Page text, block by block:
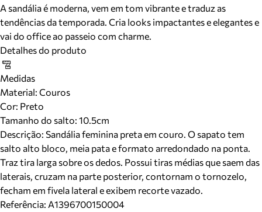
A sandália é moderna, vem em tom vibrante e traduz as
tendências da temporada. Cria looks impactantes e elegantes e
vai do office ao passeio com charme.
Detalhes do produto
Medidas
Material: Couros
Cor: Preto
Tamanho do salto: 10.5cm
Descrição: Sandália feminina preta em couro. O sapato tem
salto alto bloco, meia pata e formato arredondado na ponta.
Traz tira larga sobre os dedos. Possui tiras médias que saem das
laterais, cruzam na parte posterior, contornam o tornozelo,
fecham em fivela lateral e exibem recorte vazado.
Referência: A1396700150004